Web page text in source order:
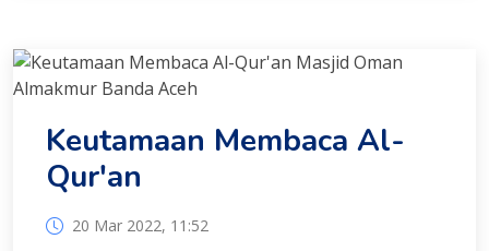
Keutamaan Membaca Al-
Qur'an
20 Mar 2022, 11:52